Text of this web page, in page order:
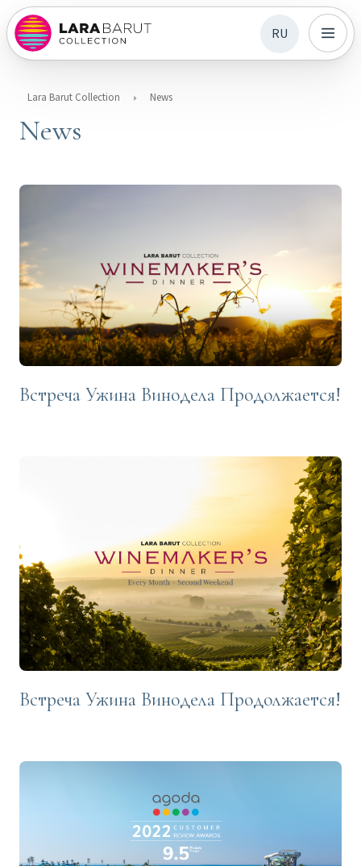
RU
Lara Barut Collection News
News
Встреча Ужина Винодела Продолжается!
Встреча Ужина Винодела Продолжается!